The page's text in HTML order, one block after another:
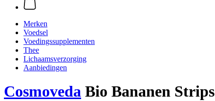
Merken
Voedsel
Voedingssupplementen
Thee
Lichaamsverzorging
Aanbiedingen
Cosmoveda Bio Bananen Strips